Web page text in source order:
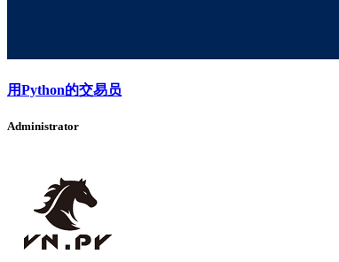
用Python的交易员
Administrator